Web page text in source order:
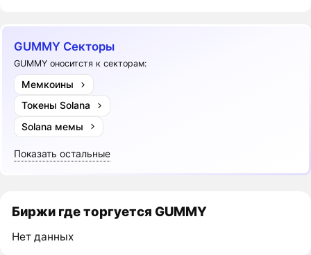
GUMMY Секторы
GUMMY оноситстя к секторам:
Мемкоины
Токены Solana
Solana мемы
Показать остальные
Биржи где торгуется GUMMY
Нет данных